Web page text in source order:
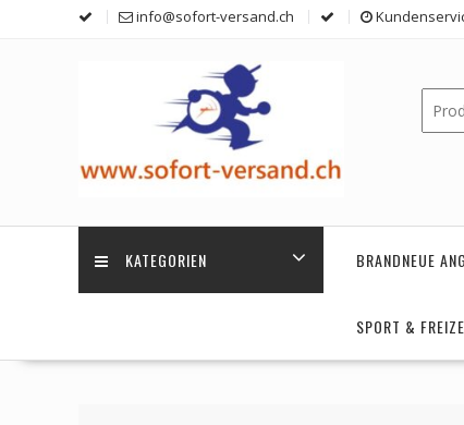
info@sofort-versand.ch
KATEGORIEN BRANDNEUE
SPORT &